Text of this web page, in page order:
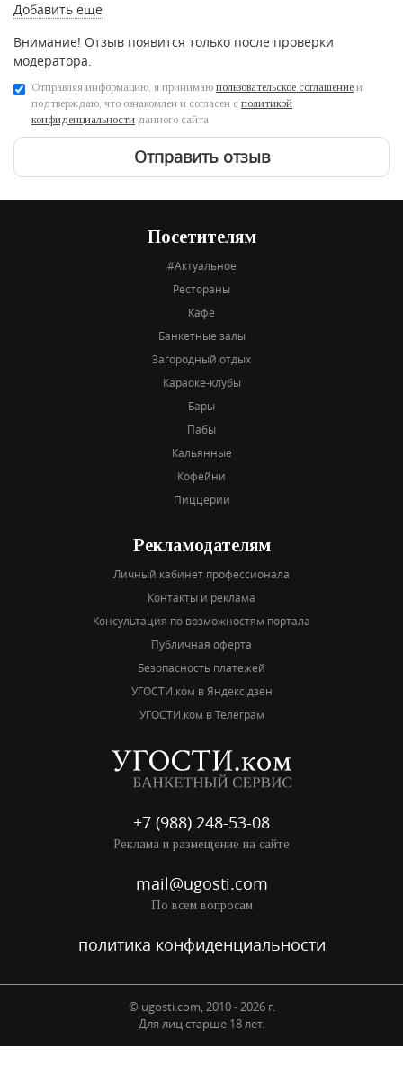
Добавить еще
Внимание! Отзыв появится только после проверки
модератора.
Отправляя информацию, я принимаю пользовательское соглашение и
подтверждаю, что ознакомлен и согласен с политикой
конфиденциальности данного сайта
Отправить отзыв
Посетителям
#Актуальное
Рестораны
Кафе
Банкетные залы
Загородный отдых
Караоке-клубы
Бары
Пабы
Кальянные
Кофейни
Пиццерии
Рекламодателям
Личный кабинет профессионала
Контакты и реклама
Консультация по возможностям портала
Публичная оферта
Безопасность платежей
УГОСТИ.ком в Яндекс дзен
УГОСТИ.ком в Телеграм
+7 (988) 248-53-08
Реклама и размещение на сайте
mail@ugosti.com
По всем вопросам
политика конфиденциальности
© ugosti.com, 2010 - 2026 г.
Для лиц старше 18 лет.